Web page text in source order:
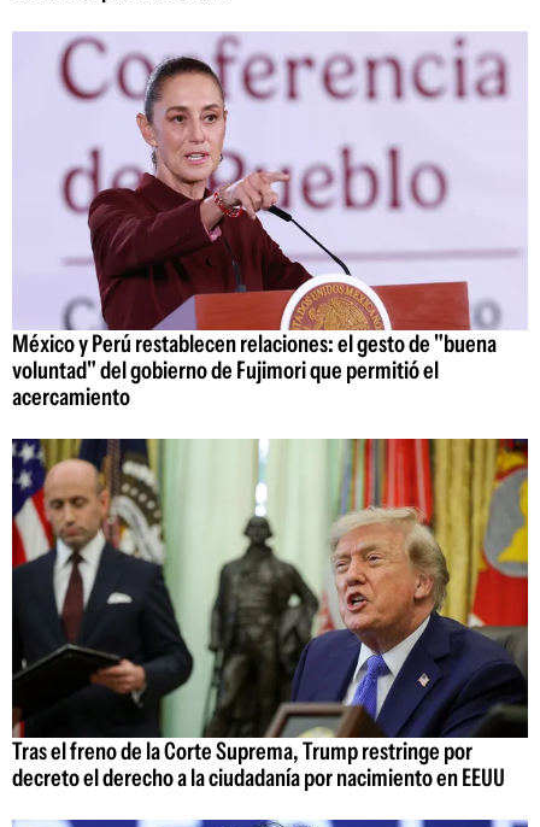
México y Perú restablecen relaciones: el gesto de "buena
voluntad" del gobierno de Fujimori que permitió el
acercamiento
Tras el freno de la Corte Suprema, Trump restringe por
decreto el derecho a la ciudadanía por nacimiento en EEUU